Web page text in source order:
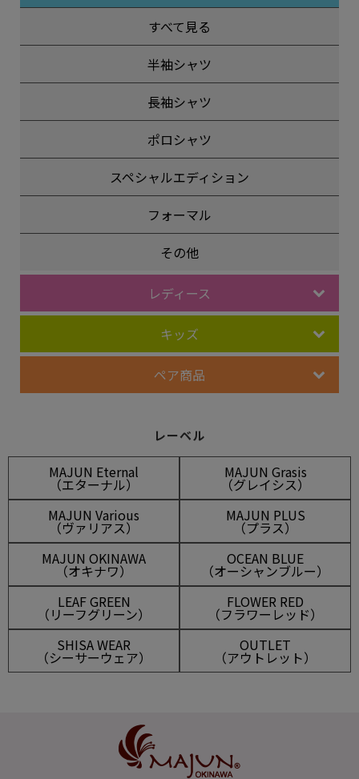
すべて見る
半袖シャツ
長袖シャツ
ポロシャツ
スペシャルエディション
フォーマル
その他
レディース
キッズ
ペア商品
レーベル
MAJUN Eternal
（エターナル）
MAJUN Grasis
（グレイシス）
MAJUN Various
（ヴァリアス）
MAJUN PLUS
（プラス）
MAJUN OKINAWA
（オキナワ）
OCEAN BLUE
（オーシャンブルー）
LEAF GREEN
（リーフグリーン）
FLOWER RED
（フラワーレッド）
SHISA WEAR
（シーサーウェア）
OUTLET
（アウトレット）